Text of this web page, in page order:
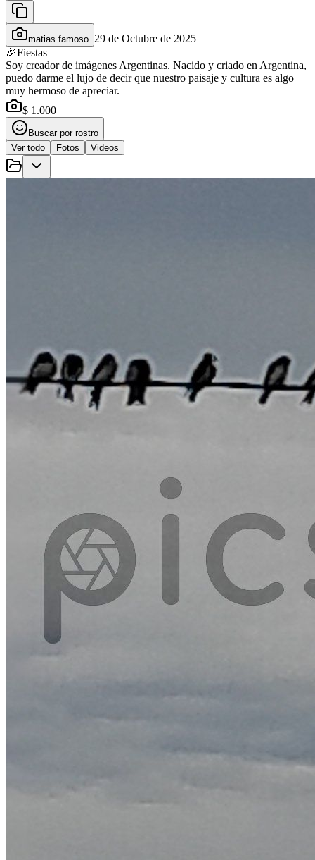
matias famoso 29 de Octubre de 2025
🎉Fiestas
Soy creador de imágenes Argentinas. Nacido y criado en Argentina,
puedo darme el lujo de decir que nuestro paisaje y cultura es algo
muy hermoso de apreciar.
$ 1.000
Buscar por rostro
Ver todo
Fotos Videos